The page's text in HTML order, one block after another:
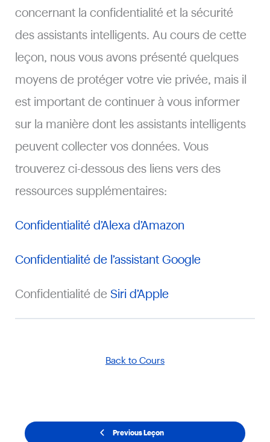
concernant la confidentialité et la sécurité
des assistants intelligents. Au cours de cette
leçon, nous vous avons présenté quelques
moyens de protéger votre vie privée, mais il
est important de continuer à vous informer
sur la manière dont les assistants intelligents
peuvent collecter vos données. Vous
trouverez ci-dessous des liens vers des
ressources supplémentaires:
Confidentialité d’Alexa d’Amazon
Confidentialité de l’assistant Google
Confidentialité de Siri d’Apple
Previous Leçon
Back to Cours